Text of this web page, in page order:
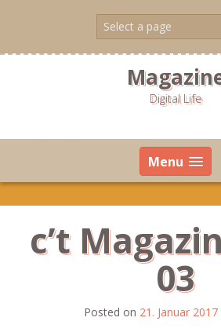
Digital Life
Menu
c’t
03
Posted on 21. Januar 2017